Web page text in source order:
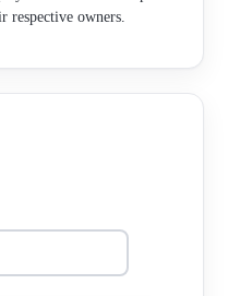
respective owners.